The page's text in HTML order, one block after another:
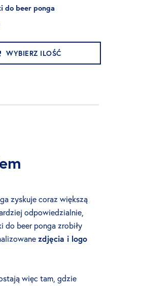
do beer ponga
WYBIERZ ILOŚĆ
zyskuje coraz większą
odpowiedzialnie,
do beer ponga zrobiły
zdjęcia i logo
więc tam, gdzie